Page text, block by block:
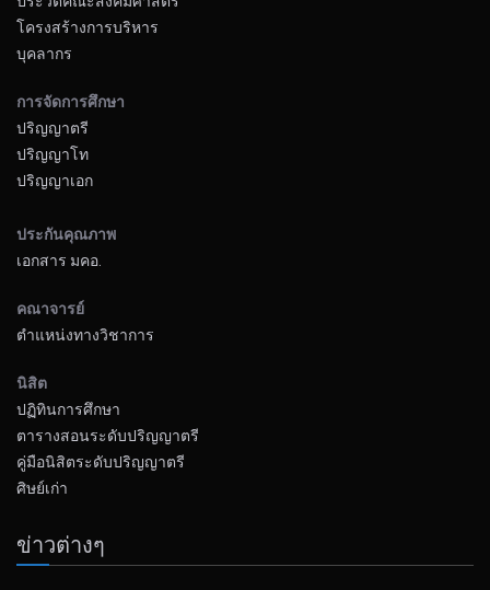
โครงสร้างการบริหาร
บุคลากร
การจัดการศึกษา
ปริญญาตรี
ปริญญาโท
ปริญญาเอก
ประกันคุณภาพ
เอกสาร มคอ.
คณาจารย์
ตำแหน่งทางวิชาการ
นิสิต
ปฏิทินการศึกษา
ตารางสอนระดับปริญญาตรี
คู่มือนิสิตระดับปริญญาตรี
ศิษย์เก่า
ข่าวต่างๆ